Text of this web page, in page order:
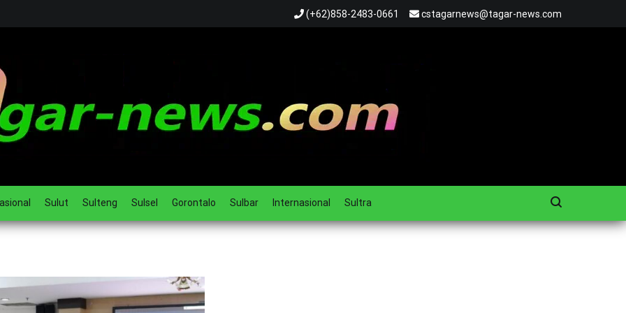
(+62)858-2483-0661 cstagarnews@tagar-news.com
Sulut Sulteng Sulsel Gorontalo Sulbar Internasional Sultra